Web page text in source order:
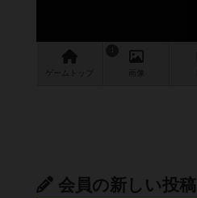
ゲーム 画像
会員の新しい投稿